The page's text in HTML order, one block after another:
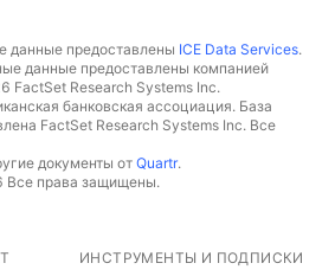
данные предоставлены ICE Data Services.
данные предоставлены компанией
FactSet Research Systems Inc.
банковская ассоциация. База
FactSet Research Systems Inc. Все
документы от Quartr.
Все права защищены.
ИНСТРУМЕНТЫ И ПОДПИСКИ